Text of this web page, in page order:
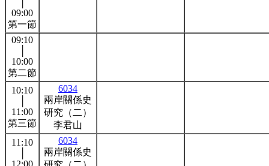
09:00
第一節
09:10
10:00
第二節
10:10
11:00
第三節
6034
兩岸關係史
研究（二）
李君山
11:10
12:00
6034
兩岸關係史